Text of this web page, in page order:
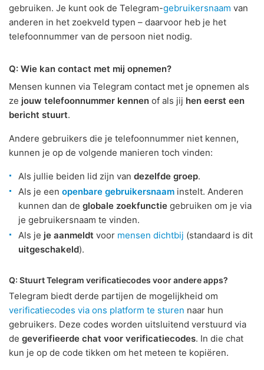
gebruiken. Je kunt ook de Telegram-gebruikersnaam van
anderen in het zoekveld typen – daarvoor heb je het
telefoonnummer van de persoon niet nodig.
Q: Wie kan contact met mij opnemen?
Mensen kunnen via Telegram contact met je opnemen als
ze jouw telefoonnummer kennen of als jij hen eerst een
bericht stuurt.
Andere gebruikers die je telefoonnummer niet kennen,
kunnen je op de volgende manieren toch vinden:
Als jullie beiden lid zijn van dezelfde groep.
Als je een openbare gebruikersnaam instelt. Anderen
kunnen dan de globale zoekfunctie gebruiken om je via
je gebruikersnaam te vinden.
Als je je aanmeldt voor mensen dichtbij (standaard is dit
uitgeschakeld).
Q: Stuurt Telegram verificatiecodes voor andere apps?
Telegram biedt derde partijen de mogelijkheid om
verificatiecodes via ons platform te sturen naar hun
gebruikers. Deze codes worden uitsluitend verstuurd via
de geverifieerde chat voor verificatiecodes. In die chat
kun je op de code tikken om het meteen te kopiëren.